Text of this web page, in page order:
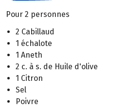
Pour 2 personnes
2 Cabillaud
1 échalote
1 Aneth
2 c. à s. de Huile d'olive
1 Citron
Sel
Poivre